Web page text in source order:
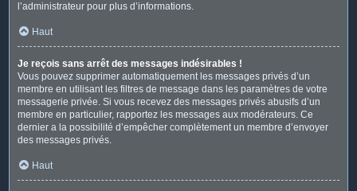
l’administrateur pour plus d’informations.
Haut
Je reçois sans arrêt des messages indésirables !
Vous pouvez supprimer automatiquement les messages privés d’un
membre en utilisant les filtres de message dans les paramètres de votre
messagerie privée. Si vous recevez des messages privés abusifs d’un
membre en particulier, rapportez les messages aux modérateurs. Ce
dernier a la possibilité d’empêcher complètement un membre d’envoyer
des messages privés.
Haut